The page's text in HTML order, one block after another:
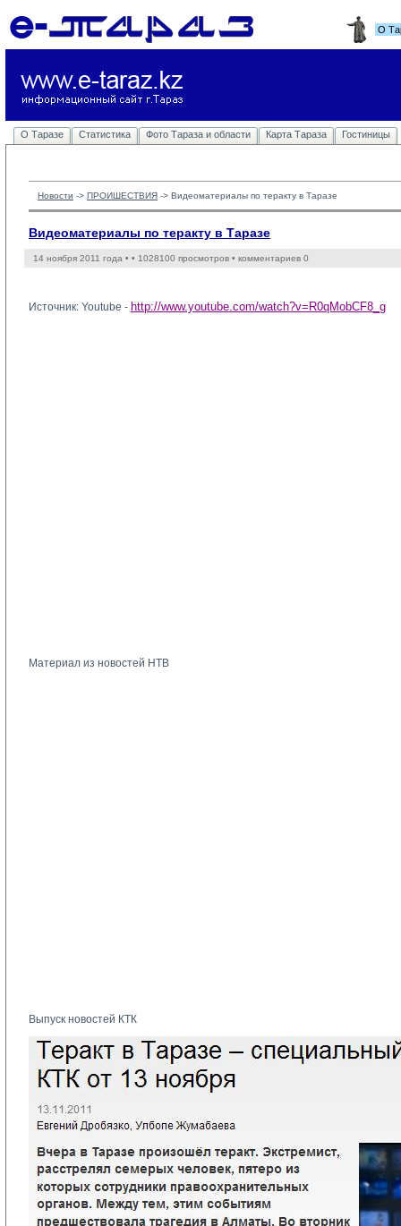
О
О Таразе Статистика Фото Тараза и области Карта Тараза Гостиницы
Новости -> ПРОИШЕСТВИЯ -> Видеоматериалы по теракту в Таразе
Видеоматериалы по теракту в Таразе
14 ноября 2011 года • • 1028100 просмотров • комментариев 0
Источник: Youtube - http://www.youtube.com/watch?v=R0qMobCF8_g
Материал из новостей НТВ
Выпуск новостей КТК